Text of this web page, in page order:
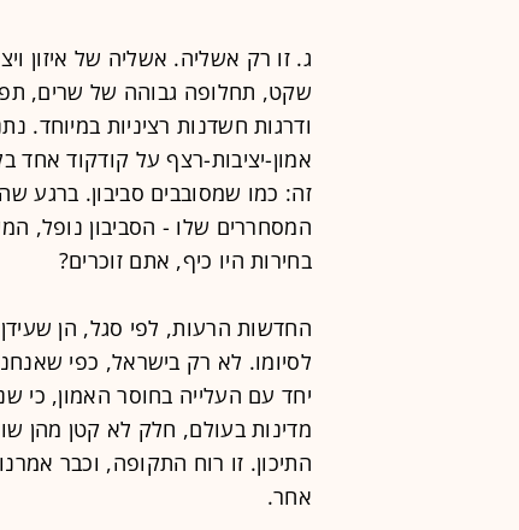
ג. זו רק אשליה. אשליה של איזון
שקט, תחלופה גבוהה של שרים,
ודרגות חשדנות רציניות
אמון-יציבות-רצף על קודקוד אחד
זה: כמו שמסובבים סביבון. ברגע
המסחררים שלו - הסביבון נופל,
בחירות היו כיף, אתם זוכרים?
החדשות הרעות, לפי סגל, הן שעידן
לסיומו. לא רק בישראל, כפי
יחד עם העלייה בחוסר האמון, כי
מדינות בעולם, חלק לא קטן מהן
התיכון. זו רוח התקופה, וכבר
אחר.